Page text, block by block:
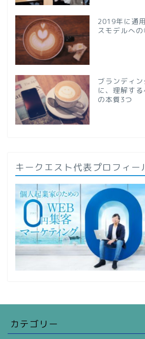
2019年に通
スモデルへ
ブランディ
に、理解す
の本質3つ
キークエスト代表プロフィー
カテゴリー